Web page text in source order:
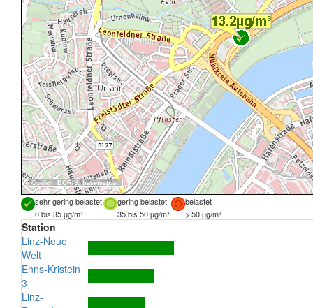
Quellen: DORIS,basemap.at
sehr gering belastet gering belastet
belastet
0 bis 35 µg/m³
35 bis 50 µg/m³ > 50 µg/m³
Station
Linz-Neue
Welt
Enns-Kristein
3
Linz-